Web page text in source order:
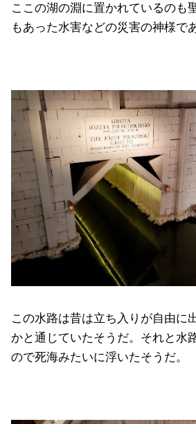
ここの湖の淵に置かれているのも
もあった水害などの災害の神様で
この水路は昔は立ち入りが自由に
かと通じていたそうだ。それと水
ので死海みたいに浮いたそうだ。